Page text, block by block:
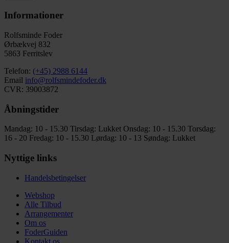
Informationer
Rolfsminde Foder
Ørbækvej 832
5863 Ferritslev
Telefon: (+45) 2988 6144
Email info@rolfsmindefoder.dk
CVR: 39003872
Åbningstider
Mandag: 10 - 15.30 Tirsdag: Lukket Onsdag: 10 - 15.30 Torsdag:
16 - 20 Fredag: 10 - 15.30 Lørdag: 10 - 13 Søndag: Lukket
Nyttige links
Handelsbetingelser
Webshop
Alle Tilbud
Arrangementer
Om os
FoderGuiden
Kontakt os